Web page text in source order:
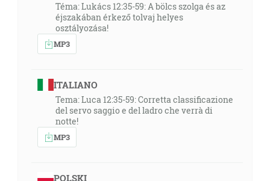
Téma: Lukács 12:35-59: A bölcs szolga és az
éjszakában érkező tolvaj helyes
osztályozása!
MP3
ITALIANO
Tema: Luca 12:35-59: Corretta classificazione
del servo saggio e del ladro che verrà di
notte!
MP3
POLSKI